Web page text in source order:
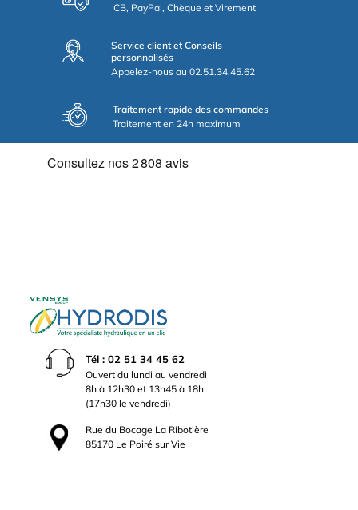
CB, PayPal, Chèque et Virement
Service client et Conseils
personnalisés
Appelez-nous au 02.51.34.45.62
Traitement rapide des commandes
Traitement en 24h maximum
Tél : 02 51 34 45 62
Ouvert du lundi au vendredi
8h à 12h30 et 13h45 à 18h
(17h30 le vendredi)
Rue du Bocage La Ribotière
85170 Le Poiré sur Vie